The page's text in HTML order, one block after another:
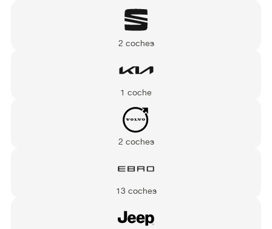
2 coches
1 coche
2 coches
13 coches